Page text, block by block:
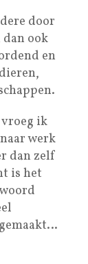
door
dan ook
en
vroeg ik
werk
dan zelf
is het